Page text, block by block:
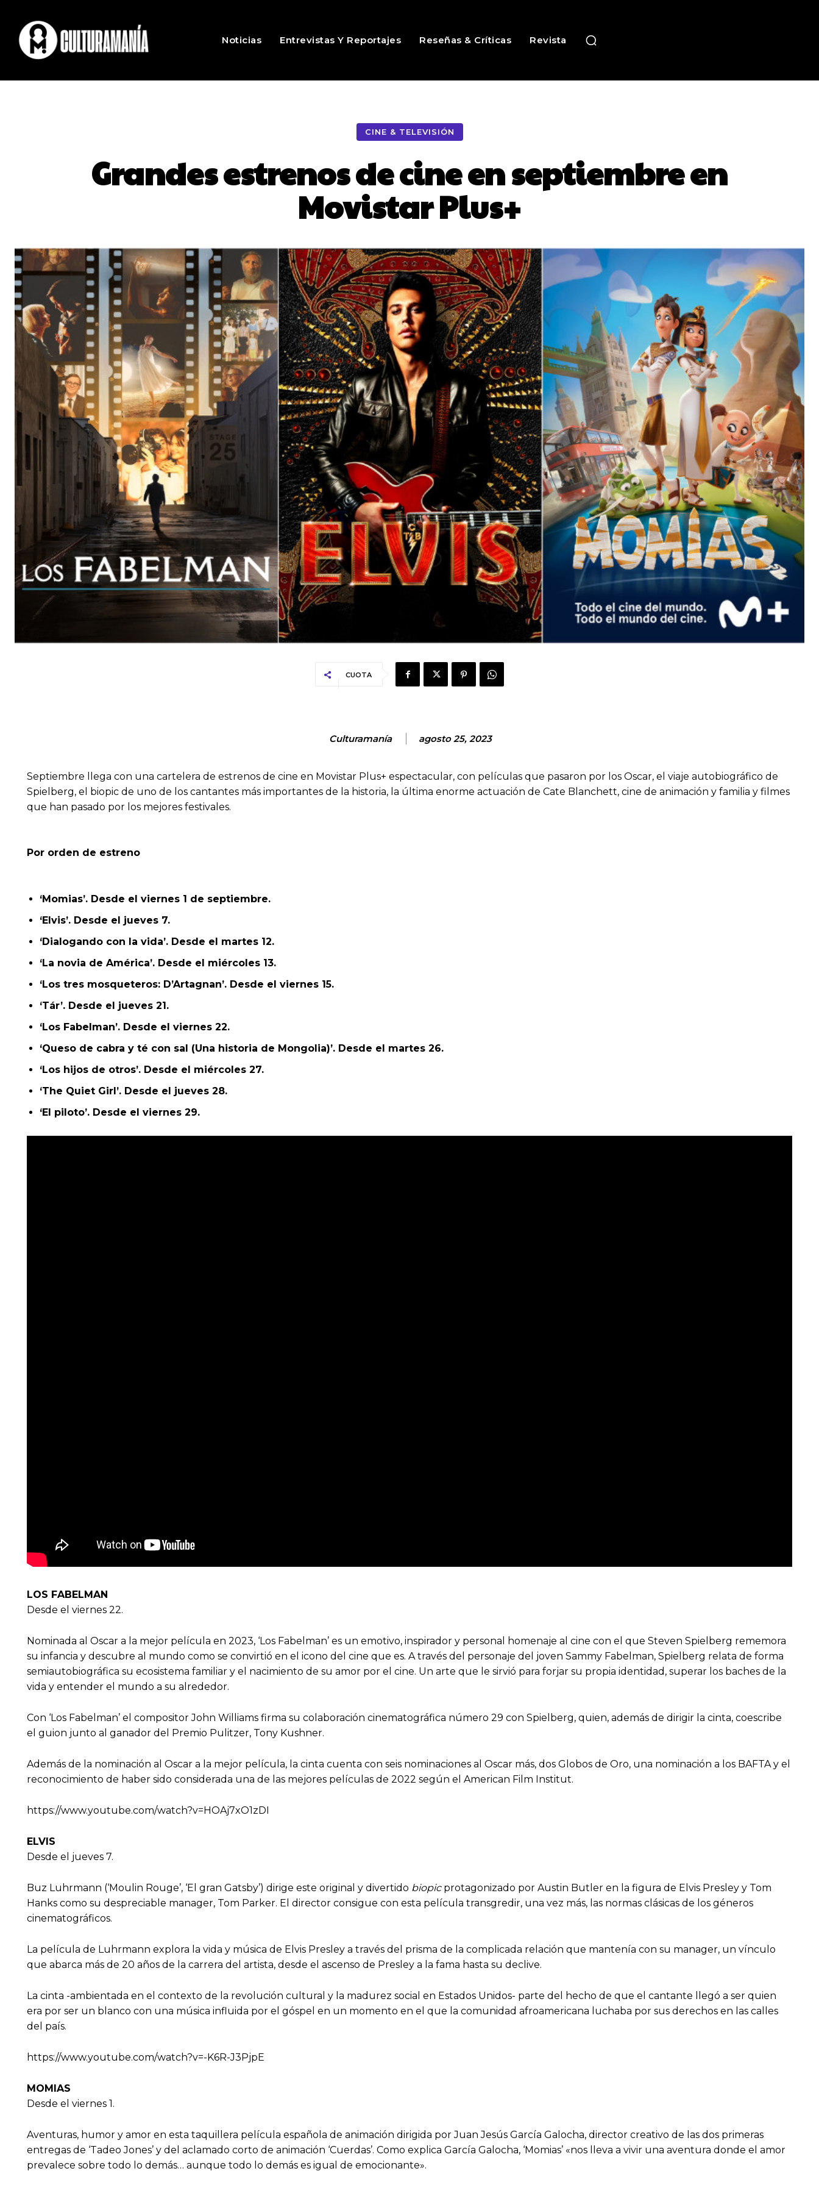
Noticias Entrevistas Y Reportajes Reseñas & Críticas Revista
CINE & TELEVISIÓN
Grandes estrenos de cine en septiembre en
Movistar Plus+
CUOTA
Culturamanía agosto 25, 2023
Septiembre llega con una cartelera de estrenos de cine en Movistar Plus+ espectacular, con películas que pasaron por los Oscar, el viaje autobiográfico de
Spielberg, el biopic de uno de los cantantes más importantes de la historia, la última enorme actuación de Cate Blanchett, cine de animación y familia y filmes
que han pasado por los mejores festivales.
Por orden de estreno
‘Momias’. Desde el viernes 1 de septiembre.
‘Elvis’. Desde el jueves 7.
‘Dialogando con la vida’. Desde el martes 12.
‘La novia de América’. Desde el miércoles 13.
‘Los tres mosqueteros: D’Artagnan’. Desde el viernes 15.
‘Tár’. Desde el jueves 21.
‘Los Fabelman’. Desde el viernes 22.
‘Queso de cabra y té con sal (Una historia de Mongolia)’. Desde el martes 26.
‘Los hijos de otros’. Desde el miércoles 27.
‘The Quiet Girl’. Desde el jueves 28.
‘El piloto’. Desde el viernes 29.
LOS FABELMAN
Desde el viernes 22.
Nominada al Oscar a la mejor película en 2023, ‘Los Fabelman’ es un emotivo, inspirador y personal homenaje al cine con el que Steven Spielberg rememora
su infancia y descubre al mundo como se convirtió en el icono del cine que es. A través del personaje del joven Sammy Fabelman, Spielberg relata de forma
semiautobiográfica su ecosistema familiar y el nacimiento de su amor por el cine. Un arte que le sirvió para forjar su propia identidad, superar los baches de la
vida y entender el mundo a su alrededor.
Con ‘Los Fabelman’ el compositor John Williams firma su colaboración cinematográfica número 29 con Spielberg, quien, además de dirigir la cinta, coescribe
el guion junto al ganador del Premio Pulitzer, Tony Kushner.
Además de la nominación al Oscar a la mejor película, la cinta cuenta con seis nominaciones al Oscar más, dos Globos de Oro, una nominación a los BAFTA y el
reconocimiento de haber sido considerada una de las mejores películas de 2022 según el American Film Institut.
https://www.youtube.com/watch?v=HOAj7xO1zDI
ELVIS
Desde el jueves 7.
Buz Luhrmann (‘Moulin Rouge’, ‘El gran Gatsby’) dirige este original y divertido biopic protagonizado por Austin Butler en la figura de Elvis Presley y Tom
Hanks como su despreciable manager, Tom Parker. El director consigue con esta película transgredir, una vez más, las normas clásicas de los géneros
cinematográficos.
La película de Luhrmann explora la vida y música de Elvis Presley a través del prisma de la complicada relación que mantenía con su manager, un vínculo
que abarca más de 20 años de la carrera del artista, desde el ascenso de Presley a la fama hasta su declive.
La cinta -ambientada en el contexto de la revolución cultural y la madurez social en Estados Unidos- parte del hecho de que el cantante llegó a ser quien
era por ser un blanco con una música influida por el góspel en un momento en el que la comunidad afroamericana luchaba por sus derechos en las calles
del país.
https://www.youtube.com/watch?v=-K6R-J3PjpE
MOMIAS
Desde el viernes 1.
Aventuras, humor y amor en esta taquillera película española de animación dirigida por Juan Jesús García Galocha, director creativo de las dos primeras
entregas de ‘Tadeo Jones’ y del aclamado corto de animación ‘Cuerdas’. Como explica García Galocha, ‘Momias’ «nos lleva a vivir una aventura donde el amor
prevalece sobre todo lo demás… aunque todo lo demás es igual de emocionante».